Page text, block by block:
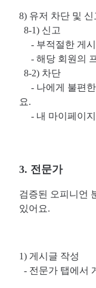
8) 유저 차단 및 신
8-1) 신고
- 부적절한 게시
- 해당 회원의 프
8-2) 차단
- 나에게 불편한
요.
- 내 마이페이지
3. 전문가
검증된 오피니언
있어요.
1) 게시글 작성
- 전문가 탭에서